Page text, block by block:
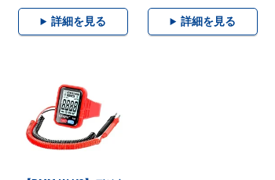
詳細を見る 詳細を見る